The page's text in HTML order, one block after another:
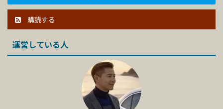
購読する
運営している人